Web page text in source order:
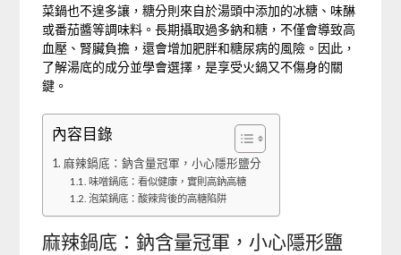
菜鍋也不遑多讓，糖分則來自於湯頭中添加的冰糖、味醂
或番茄醬等調味料。長期攝取過多鈉和糖，不僅會導致高
血壓、腎臟負擔，還會增加肥胖和糖尿病的風險。因此，
了解湯底的成分並學會選擇，是享受火鍋又不傷身的關
鍵。
內容目錄
麻辣鍋底：鈉含量冠軍，小心隱形鹽分
味噌鍋底：看似健康，實則高鈉高糖
泡菜鍋底：酸辣背後的高糖陷阱
麻辣鍋底：鈉含量冠軍，小心隱形鹽